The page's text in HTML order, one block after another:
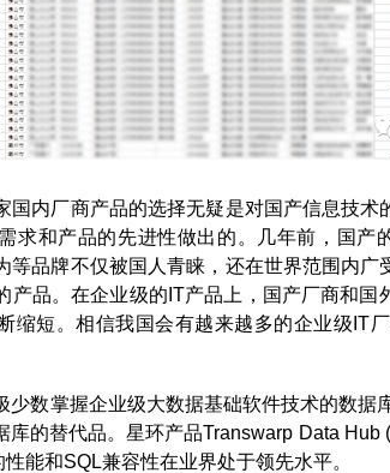
国内厂商产品的选择无疑是对国产信息技
求和产品的先进性做出的。几年前，国产
等品牌不仅被国人青睐，还在世界范围内
产品。在企业级的IT产品上，国产厂商和
缩短。相信我国会有越来越多的企业级IT
少数掌握企业级大数据基础软件技术的数
库的替代品。星环产品Transwarp Data
能和SQL兼容性在业界处于领先水平。